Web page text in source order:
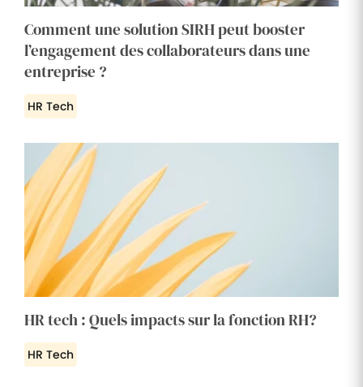
Comment une solution SIRH peut booster
l’engagement des collaborateurs dans une
entreprise ?
HR Tech
HR tech : Quels impacts sur la fonction RH?
HR Tech